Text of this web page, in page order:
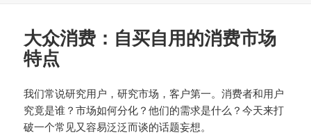
大众消费：自买自用的消费市场
特点
我们常说研究用户，研究市场，客户第一。消费者和用户
究竟是谁？市场如何分化？他们的需求是什么？今天来打
破一个常见又容易泛泛而谈的话题妄想。